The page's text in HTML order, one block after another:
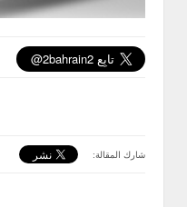
شارك المقالة: